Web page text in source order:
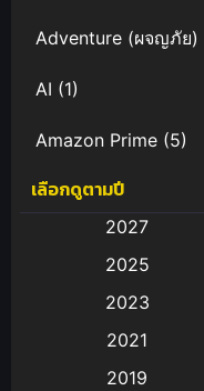
Adventure (ผจญภัย)
AI (1)
Amazon Prime (5)
Anal (ประตูหลัง)
Animation การ์ตูน
Animation อนิเมะ
เลือกดูตามปี
2027
2025
2023
2021
2019